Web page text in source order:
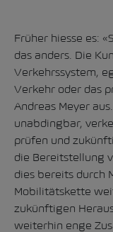
Früher hiesse es:
das anders. Die
Verkehrssystem,
Verkehr oder das
Andreas Meyer
unabdingbar,
prüfen und
die Bereitstellung
dies bereits durch
Mobilitätskette
zukünftigen
weiterhin enge